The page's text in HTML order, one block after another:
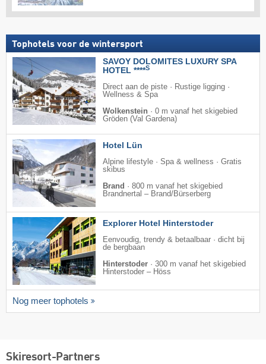
Tophotels voor de wintersport
SAVOY DOLOMITES LUXURY SPA
HOTEL ****S
Direct aan de piste · Rustige ligging ·
Wellness & Spa
Wolkenstein · 0 m vanaf het skigebied
Gröden (Val Gardena)
Hotel Lün
Alpine lifestyle · Spa & wellness · Gratis
skibus
Brand · 800 m vanaf het skigebied
Brandnertal – Brand/​Bürserberg
Explorer Hotel Hinterstoder
Eenvoudig, trendy & betaalbaar · dicht bij
de bergbaan
Hinterstoder · 300 m vanaf het skigebied
Hinterstoder – Höss
Nog meer tophotels
Skiresort-Partners